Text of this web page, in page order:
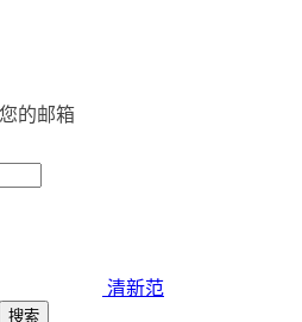
您的邮箱
清新范